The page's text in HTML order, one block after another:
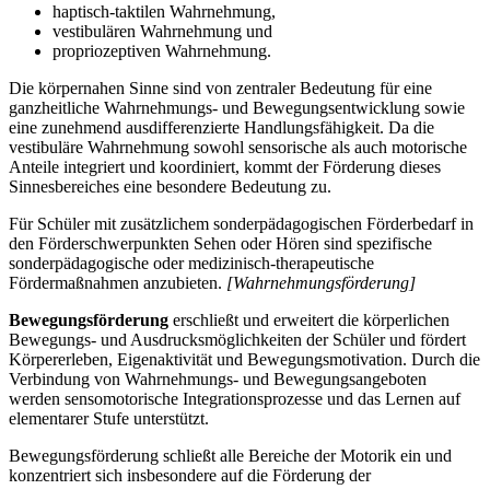
haptisch-taktilen Wahrnehmung,
vestibulären Wahrnehmung und
propriozeptiven Wahrnehmung.
Die körpernahen Sinne sind von zentraler Bedeutung für eine
ganzheitliche Wahrnehmungs- und Bewegungsentwicklung sowie
eine zunehmend ausdifferenzierte Handlungsfähigkeit. Da die
vestibuläre Wahrnehmung sowohl sensorische als auch motorische
Anteile integriert und koordiniert, kommt der Förderung dieses
Sinnesbereiches eine besondere Bedeutung zu.
Für Schüler mit zusätzlichem sonderpädagogischen Förderbedarf in
den Förderschwerpunkten Sehen oder Hören sind spezifische
sonderpädagogische oder medizinisch-therapeutische
Fördermaßnahmen anzubieten. [Wahrnehmungsförderung]
Bewegungsförderung erschließt und erweitert die körperlichen
Bewegungs- und Ausdrucksmöglichkeiten der Schüler und fördert
Körpererleben, Eigenaktivität und Bewegungsmotivation. Durch die
Verbindung von Wahrnehmungs- und Bewegungsangeboten
werden sensomotorische Integrationsprozesse und das Lernen auf
elementarer Stufe unterstützt.
Bewegungsförderung schließt alle Bereiche der Motorik ein und
konzentriert sich insbesondere auf die Förderung der